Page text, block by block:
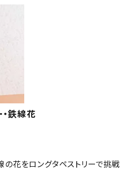
鉄線花
花をロングタペストリーで挑戦